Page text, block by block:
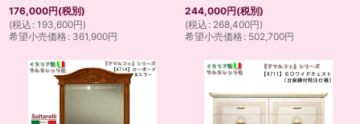
176,000円(税別)
(税込 : 193,600円)
希望小売価格: 361,900円
244,000円(税別)
(税込 : 268,400円)
希望小売価格: 502,700円